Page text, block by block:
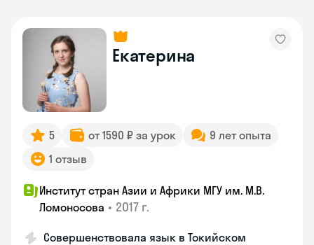
Екатерина
5 от 1590 ₽ за урок
9 лет опыта
1 отзыв
Институт стран Азии и Африки МГУ им. М.В.
Ломоносова • 2017 г.
Совершенствовала язык в Токийском